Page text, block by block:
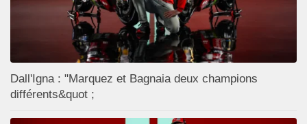
Dall'Igna : "Marquez et Bagnaia deux champions
différents&quot ;